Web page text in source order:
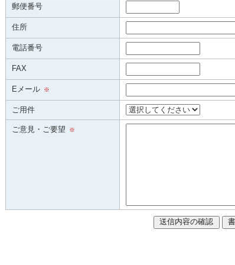
郵便番号
住所
電話番号
FAX
Eメール ※
ご用件
ご意見・ご要望 ※